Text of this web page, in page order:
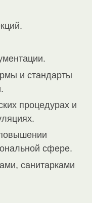
и стандарты
процедурах и
сфере.
санитарками